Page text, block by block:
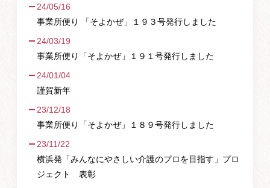
24/05/16
事業所便り 「そよかぜ」１９３号発行しました
24/03/19
事業所便り「そよかぜ」１９１号発行しました
24/01/04
謹賀新年
23/12/18
事業所便り「そよかぜ」１８９号発行しました
23/11/22
横浜発「みんなにやさしい介護のプロを目指す」プロ
ジェクト 表彰